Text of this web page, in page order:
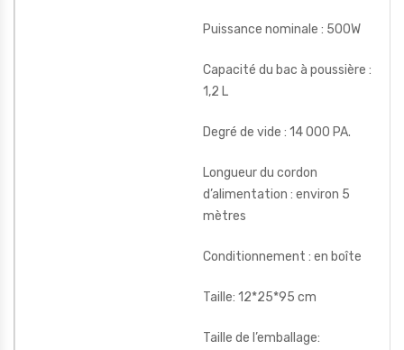
Puissance nominale : 500W
Capacité du bac à poussière :
1,2 L
Degré de vide : 14 000 PA.
Longueur du cordon
d’alimentation : environ 5
mètres
Conditionnement : en boîte
Taille: 12*25*95 cm
Taille de l’emballage: